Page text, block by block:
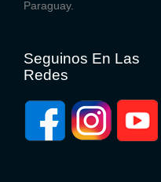
Paraguay.
Seguinos En Las
Redes